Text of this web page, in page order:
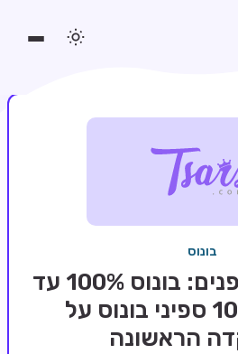
בונוס
חבילת קבלת פנים: בונוס 100% עד
300€ + 100 ספיני בונוס על
הראשונה